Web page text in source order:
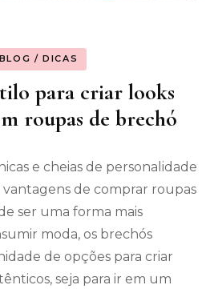
BLOG / DICAS
para criar looks
roupas de brechó
e cheias de personalidade
vantagens de comprar roupas
ser uma forma mais
moda, os brechós
de opções para criar
seja para ir em um